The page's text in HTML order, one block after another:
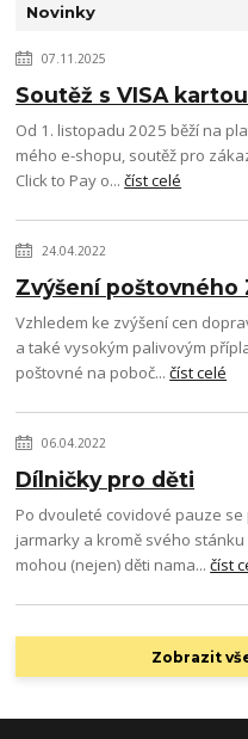
Novinky
07.11.2025
Soutěž s VISA kartou
Od 1. listopadu 2025 běží na
mého e-shopu, soutěž pro
Click to Pay o...číst celé
24.04.2022
Zvýšení poštovného
Vzhledem ke zvýšení cen
a také vysokým palivovým
poštovné na poboč...číst celé
06.04.2022
Dílničky pro děti
Po dvouleté covidové pauze
jarmarky a kromě svého
mohou (nejen) děti nama...číst
Zobrazit